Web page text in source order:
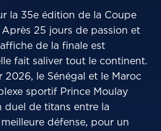
la 35e édition de la Coupe
25 jours de passion et
de la finale est
fait saliver tout le continent.
2026, le Sénégal et le Maroc
sportif Prince Moulay
duel de titans entre la
défense, pour un